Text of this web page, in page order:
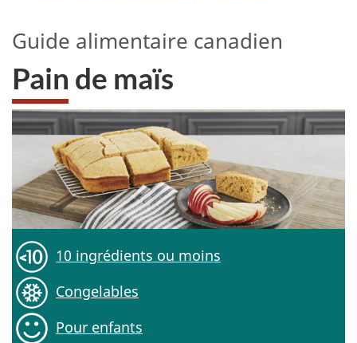
Guide alimentaire canadien
Pain de maïs
10 ingrédients ou moins
Congelables
Pour enfants